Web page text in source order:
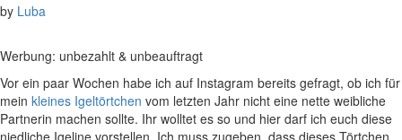
by Luba
Werbung: unbezahlt & unbeauftragt
Vor ein paar Wochen habe ich auf Instagram bereits gefragt, ob ich für
mein kleines Igeltörtchen vom letzten Jahr nicht eine nette weibliche
Partnerin machen sollte. Ihr wolltet es so und hier darf ich euch diese